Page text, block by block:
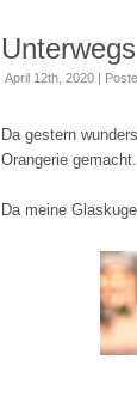
April 12th, 2020 |
Da gestern
Orangerie gemacht.
Da meine